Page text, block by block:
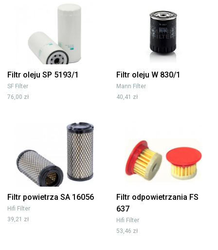
Filtr oleju SP 5193/1
SF Filter
76,00 zł
Filtr oleju W 830/1
Mann Filter
40,41 zł
Filtr powietrza SA 16056
Hifi Filter
39,21 zł
Filtr odpowietrzania FS
637
Hifi Filter
53,46 zł